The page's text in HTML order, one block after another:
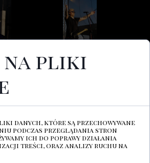
na pliki
danych, które są przechowywane
podczas przeglądania stron
ich do poprawy działania
treści, oraz analizy ruchu na